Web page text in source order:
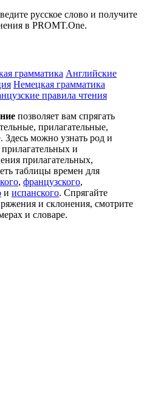
русское слово и получите
в PROMT.One.
грамматика Английские
Немецкая грамматика
правила чтения
позволяет вам спрягать
прилагательные,
можно узнать род и
и
прилагательных,
таблицы времен для
, французского,
и испанского. Спрягайте
и склонения, смотрите
и словаре.